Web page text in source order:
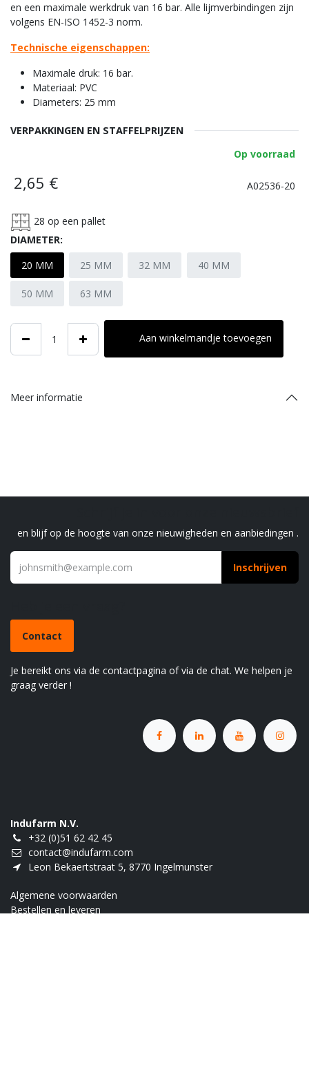
en een maximale werkdruk van 16 bar. Alle lijmverbindingen zijn
volgens EN-ISO 1452-3 norm.
Technische eigenschappen:
Maximale druk: 16 bar.
Materiaal: PVC
Diameters: 25 mm
VERPAKKINGEN EN STAFFELPRIJZEN
Op voorraad
2,65 € A02536-20
28 op een pallet
DIAMETER:
20 MM
25 MM 32 MM 40 MM
50 MM 63 MM
Aan winkelmandje toevoegen
Meer informatie
en blijf op de hoogte van onze nieuwigheden en aanbiedingen .
Inschrijven
Contact
Je bereikt ons via de contactpagina of via de chat. We helpen je
graag verder !
Indufarm N.V.
+32 (0)51 62 42 45
contact@indufarm.com
Leon Bekaertstraat 5, 8770 Ingelmunster
Algemene voorwaarden
Bestellen en leveren